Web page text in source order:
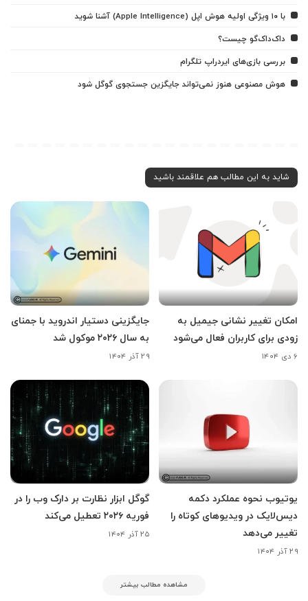
با ۱۰ ویژگی اولیه هوش اپل (Apple Intelligence) آشنا شوید
داک‌داک‌گو چیست؟
بررسی بازی‌های ایردراپ تلگرام
هوش مصنوعی هنوز نمی‌تواند جایگزین جستجوی گوگل شود
شاید به این مطالب هم علاقمند باشید
امکان تغییر نشانی جیمیل به
زودی برای کاربران فعال می‌شود
۶ دی ۱۴۰۴
جایگزینی دستیار اندروید با جمنای
به سال ۲۰۲۶ موکول شد
۲۹ آذر ۱۴۰۴
یوتیوب نحوه عملکرد دکمه
دیس‌لایک در ویدیوهای کوتاه را
تغییر می‌دهد
۲۹ آذر ۱۴۰۴
گوگل ابزار نظارت بر دارک وب را در
فوریه ۲۰۲۶ تعطیل می‌کند
۲۵ آذر ۱۴۰۴
مشاهده مطالب بیشتر